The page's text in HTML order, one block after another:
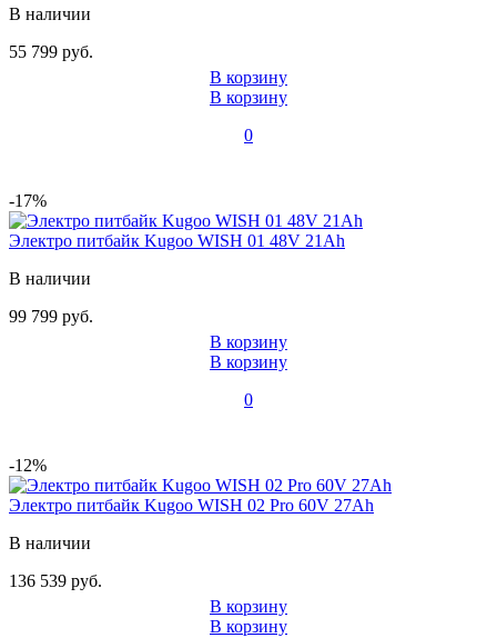
В наличии
55 799 руб.
В корзину
В корзину
0
-17%
Электро питбайк Kugoo WISH 01 48V 21Ah
В наличии
99 799 руб.
В корзину
В корзину
0
-12%
Электро питбайк Kugoo WISH 02 Pro 60V 27Ah
В наличии
136 539 руб.
В корзину
В корзину